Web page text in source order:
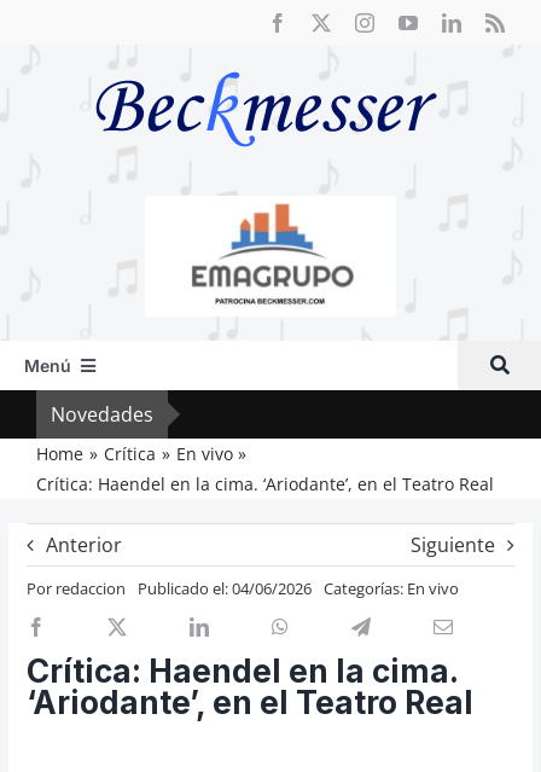
Menú
Inicio
Actual
Artículos
Crítica
Previos de ópera
Cosas de Beckmesser
Novedades
Home Crítica
En vivo
Crítica: Haendel en la cima. ‘Ariodante’, en el Teatro Real
Anterior Siguiente
Por redaccion Publicado el: 04/06/2026 Categorías: En vivo
Crítica: Haendel en la cima.
‘Ariodante’, en el Teatro Real